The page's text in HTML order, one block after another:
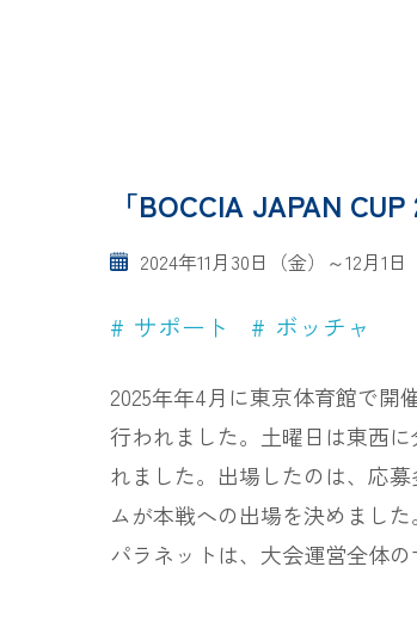
「BOCCIA JAPAN
2024年11月30日（金）～12月1日
サポート ボッチャ
2025年年4月に東京体育館で開
行われました。土曜日は東西
れました。出場したのは、応
ムが本戦への出場を決めまし
パラネットは、大会運営全体の